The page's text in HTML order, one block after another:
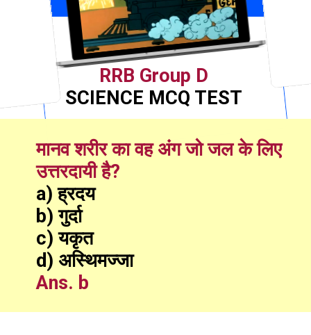
मानव शरीर का वह अंग जो जल के लिए
उत्तरदायी है?
a) ह्रदय
b) गुर्दा
c) यकृत
d) अस्थिमज्जा
Ans. b
RRB Group D
SCIENCE MCQ TEST